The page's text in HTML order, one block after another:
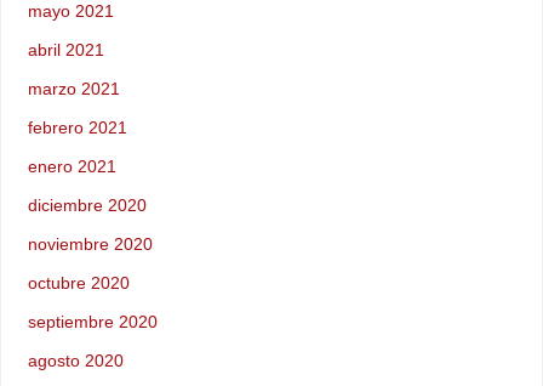
mayo 2021
abril 2021
marzo 2021
febrero 2021
enero 2021
diciembre 2020
noviembre 2020
octubre 2020
septiembre 2020
agosto 2020